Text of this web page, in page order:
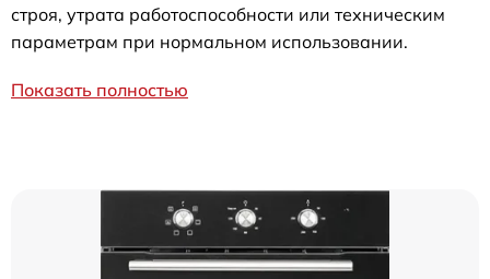
строя, утрата работоспособности или техническим
параметрам при нормальном использовании.
Показать полностью